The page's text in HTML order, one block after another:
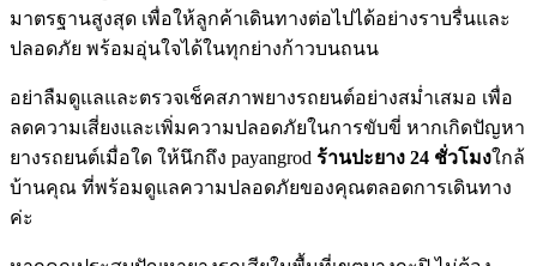
มาตรฐานสูงสุด เพื่อให้ลูกค้าเดินทางต่อไปได้อย่างราบรื่นและ
ปลอดภัย พร้อมอุ่นใจได้ในทุกย่างก้าวบนถนน
อย่าลืมดูแลและตรวจเช็คสภาพยางรถยนต์อย่างสม่ำเสมอ เพื่อ
ลดความเสี่ยงและเพิ่มความปลอดภัยในการขับขี่ หากเกิดปัญหา
ยางรถยนต์เมื่อใด ให้นึกถึง payangrod ร้านปะยาง 24 ชั่วโมงใกล้
บ้านคุณ ที่พร้อมดูแลความปลอดภัยของคุณตลอดการเดินทาง
ค่ะ